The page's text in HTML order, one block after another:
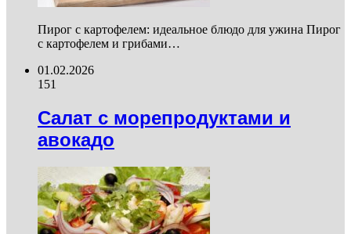
Пирог с картофелем: идеальное блюдо для ужина Пирог
с картофелем и грибами…
01.02.2026
151
Салат с морепродуктами и
авокадо